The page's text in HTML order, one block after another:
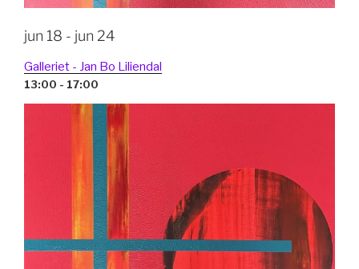
jun 18 - jun 24
Galleriet - Jan Bo Liliendal
13:00 - 17:00